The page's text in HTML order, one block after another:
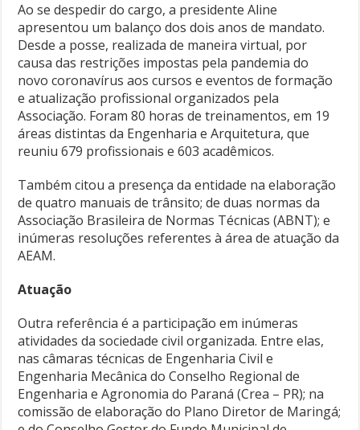
Ao se despedir do cargo, a presidente Aline
apresentou um balanço dos dois anos de mandato.
Desde a posse, realizada de maneira virtual, por
causa das restrições impostas pela pandemia do
novo coronavírus aos cursos e eventos de formação
e atualização profissional organizados pela
Associação. Foram 80 horas de treinamentos, em 19
áreas distintas da Engenharia e Arquitetura, que
reuniu 679 profissionais e 603 acadêmicos.
Também citou a presença da entidade na elaboração
de quatro manuais de trânsito; de duas normas da
Associação Brasileira de Normas Técnicas (ABNT); e
inúmeras resoluções referentes à área de atuação da
AEAM.
Atuação
Outra referência é a participação em inúmeras
atividades da sociedade civil organizada. Entre elas,
nas câmaras técnicas de Engenharia Civil e
Engenharia Mecânica do Conselho Regional de
Engenharia e Agronomia do Paraná (Crea – PR); na
comissão de elaboração do Plano Diretor de Maringá;